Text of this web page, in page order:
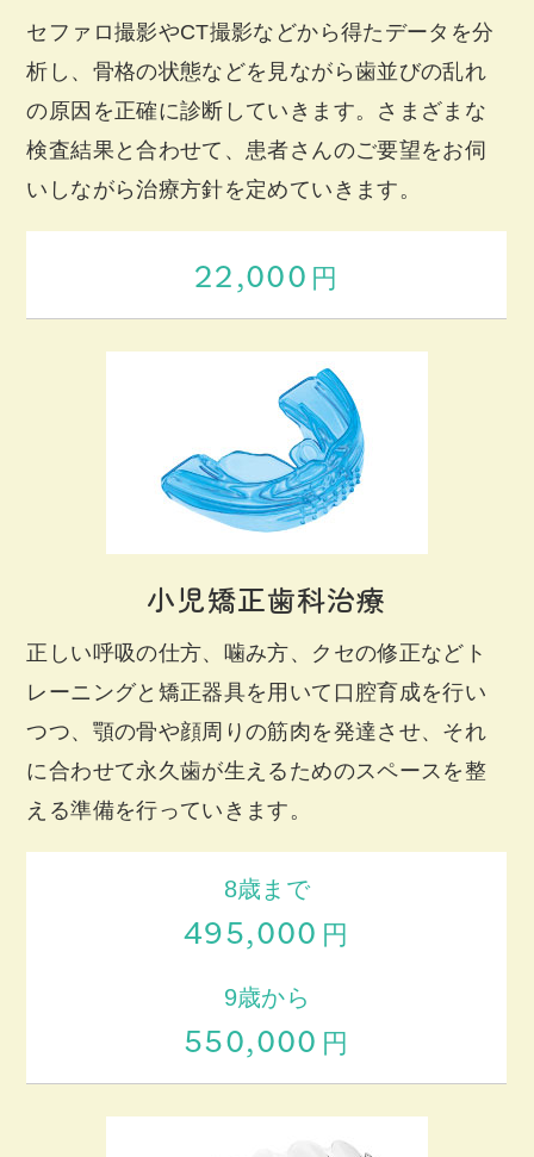
セファロ撮影やCT撮影などから得たデータを分
析し、骨格の状態などを見ながら歯並びの乱れ
の原因を正確に診断していきます。さまざまな
検査結果と合わせて、患者さんのご要望をお伺
いしながら治療方針を定めていきます。
22,000 円
小児矯正歯科治療
正しい呼吸の仕方、噛み方、クセの修正などト
レーニングと矯正器具を用いて口腔育成を行い
つつ、顎の骨や顔周りの筋肉を発達させ、それ
に合わせて永久歯が生えるためのスペースを整
える準備を行っていきます。
8歳まで
495,000 円
9歳から
550,000 円